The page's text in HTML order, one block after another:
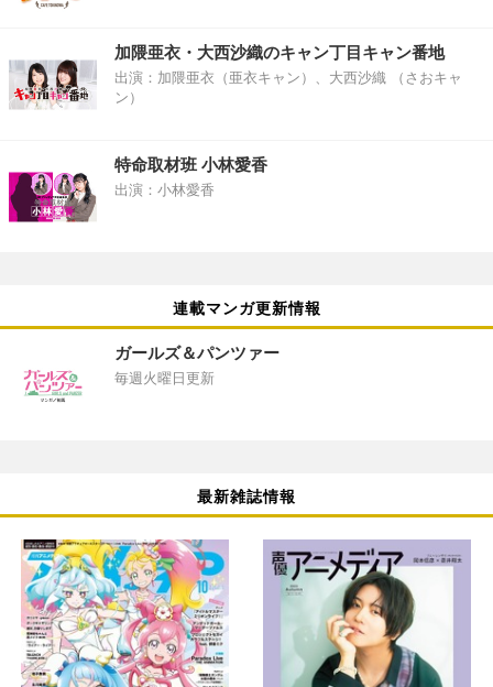
加隈亜衣・大西沙織のキャン丁目キャン番地
出演：加隈亜衣（亜衣キャン）、大西沙織 （さおキャ
ン）
特命取材班 小林愛香
出演：小林愛香
連載マンガ更新情報
ガールズ＆パンツァー
毎週火曜日更新
最新雑誌情報